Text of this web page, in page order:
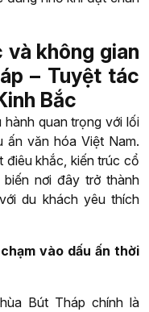
và không gian
– Tuyệt tác
Bắc
quan trọng với lối
ấn văn hóa Việt Nam.
điêu khắc, kiến trúc cổ
nơi đây trở thành
du khách yêu thích
vào dấu ấn thời
Bút Tháp chính là